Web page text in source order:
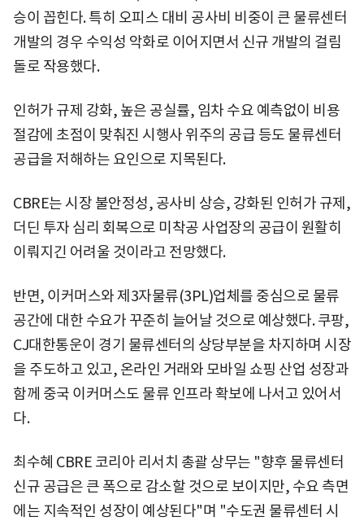
승이 꼽힌다. 특히 오피스 대비 공사비 비중이 큰 물류센터
개발의 경우 수익성 악화로 이어지면서 신규 개발의 걸림
돌로 작용했다.
인허가 규제 강화, 높은 공실률, 임차 수요 예측없이 비용
절감에 초점이 맞춰진 시행사 위주의 공급 등도 물류센터
공급을 저해하는 요인으로 지목된다.
CBRE는 시장 불안정성, 공사비 상승, 강화된 인허가 규제,
더딘 투자 심리 회복으로 미착공 사업장의 공급이 원활히
이뤄지긴 어려울 것이라고 전망했다.
반면, 이커머스와 제3자물류(3PL)업체를 중심으로 물류
공간에 대한 수요가 꾸준히 늘어날 것으로 예상했다. 쿠팡,
CJ대한통운이 경기 물류센터의 상당부분을 차지하며 시장
을 주도하고 있고, 온라인 거래와 모바일 쇼핑 산업 성장과
함께 중국 이커머스도 물류 인프라 확보에 나서고 있어서
다.
최수혜 CBRE 코리아 리서치 총괄 상무는 "향후 물류센터
신규 공급은 큰 폭으로 감소할 것으로 보이지만, 수요 측면
에는 지속적인 성장이 예상된다"며 "수도권 물류센터 시